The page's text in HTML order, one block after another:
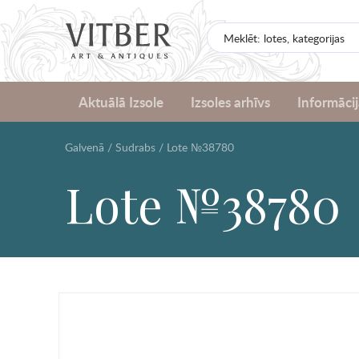
Aktuālā Izsole Izsoles arhīvs
Galvenā / Sudrabs / Lote №38780
Lote №38780